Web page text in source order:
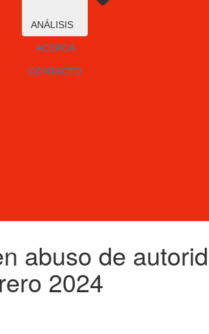
ANÁLISIS
ACERCA
CONTACTO
abuso de
2024